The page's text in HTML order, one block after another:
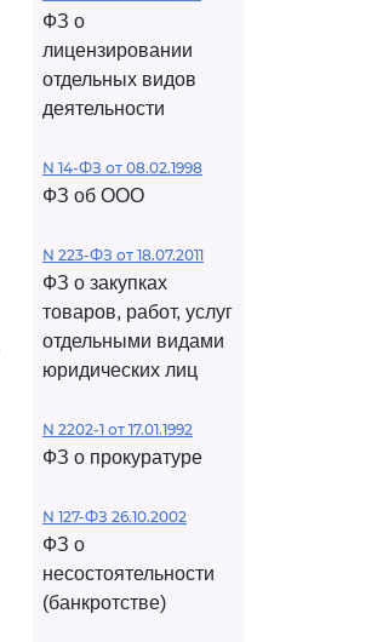
ФЗ о
лицензировании
отдельных видов
деятельности
N 14-ФЗ от 08.02.1998
ФЗ об ООО
N 223-ФЗ от 18.07.2011
ФЗ о закупках
товаров, работ, услуг
отдельными видами
юридических лиц
N 2202-1 от 17.01.1992
ФЗ о прокуратуре
N 127-ФЗ 26.10.2002
ФЗ о
несостоятельности
(банкротстве)